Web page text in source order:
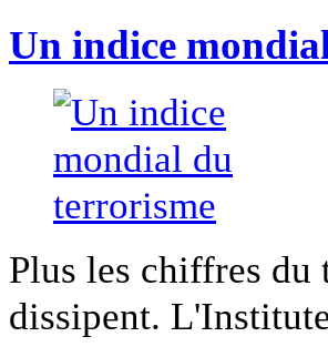
Un indice
Plus les chiffres du
dissipent.